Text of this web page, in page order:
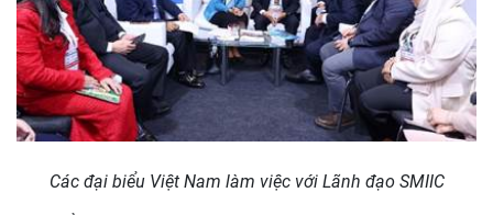
Các đại biểu Việt Nam làm việc với Lãnh đạo SMIIC